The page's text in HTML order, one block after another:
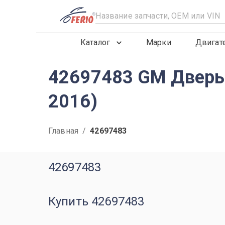
R
Каталог Марки
42697483 GM
2016)
Главная / 42697483
42697483
Купить 42697483